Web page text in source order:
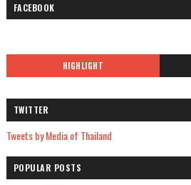
FACEBOOK
HIGHLIGHT
TWITTER
Tweets by Media of Thailand
POPULAR POSTS